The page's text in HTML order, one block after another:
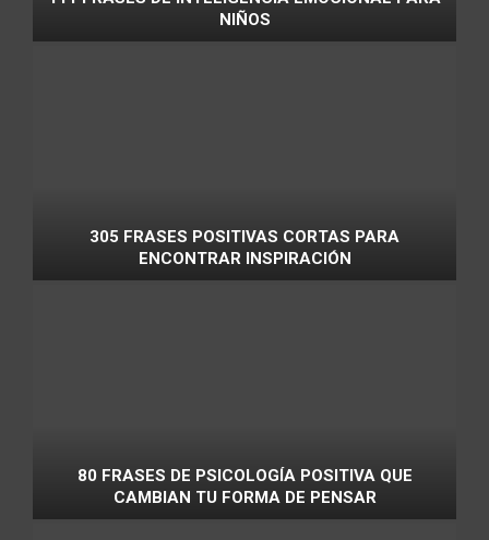
NIÑOS
305 FRASES POSITIVAS CORTAS PARA
ENCONTRAR INSPIRACIÓN
80 FRASES DE PSICOLOGÍA POSITIVA QUE
CAMBIAN TU FORMA DE PENSAR